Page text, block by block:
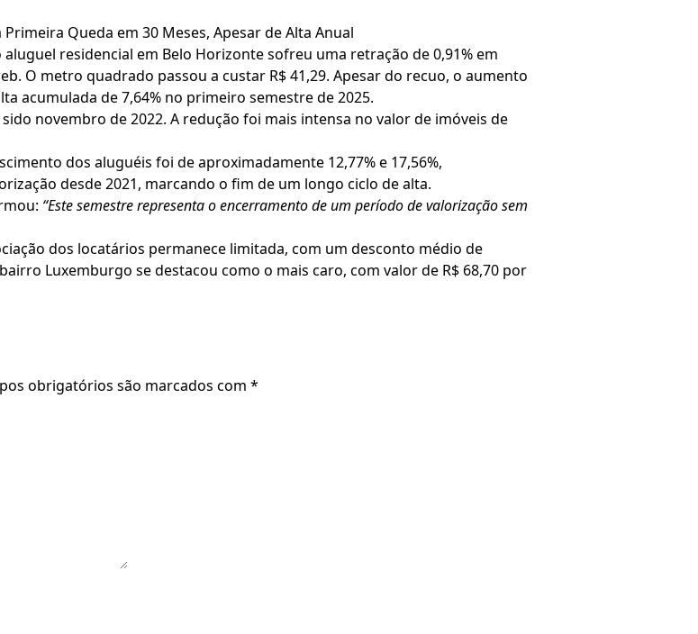
Queda em 30 Meses, Apesar de Alta Anual
residencial em Belo Horizonte sofreu uma retração de 0,91% em
O metro quadrado passou a custar R$ 41,29. Apesar do recuo, o aumento
acumulada de 7,64% no primeiro semestre de 2025.
novembro de 2022. A redução foi mais intensa no valor de imóveis de
dos aluguéis foi de aproximadamente 12,77% e 17,56%,
desde 2021, marcando o fim de um longo ciclo de alta.
“Este semestre representa o encerramento de um período de valorização sem
dos locatários permanece limitada, com um desconto médio de
Luxemburgo se destacou como o mais caro, com valor de R$ 68,70 por
obrigatórios são marcados com *